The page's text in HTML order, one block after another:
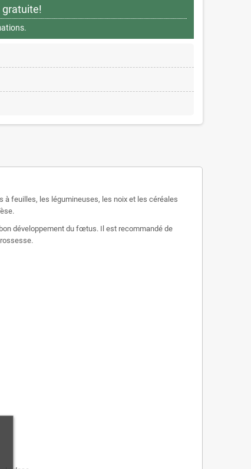
gratuite!
à feuilles, les légumineuses, les noix et les céréales
développement du fœtus. Il est recommandé de